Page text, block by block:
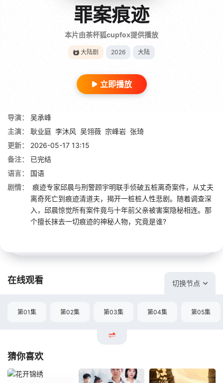
罪案痕迹
本片由茶杯狐cupfox提供播放
大陆剧 2026 大陆
立即播放
导演：
吴承峰
主演：
耿业庭 李沐风 吴翎薇 宗峰岩 张琦
更新：
2026-05-17 13:15
备注：
已完结
语言：
国语
剧情：
痕迹专家邱晨与刑警顾宇明联手侦破五桩离奇案件，从丈夫
离奇死亡到痕迹清道夫，揭开一桩桩人性悲剧。随着调查深
入，邱晨惊觉所有案件竟与十年前父亲被害案隐秘相连。那
个擅长抹去一切痕迹的神秘人物，究竟是谁?
在线观看 切换节点
第01集 第02集 第03集 第04集 第05集
猜你喜欢